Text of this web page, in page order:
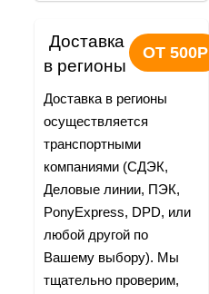
Доставка
в регионы
ОТ 500Р
Доставка в регионы
осуществляется
транспортными
компаниями (СДЭК,
Деловые линии, ПЭК,
PonyExpress, DPD, или
любой другой по
Вашему выбору). Мы
тщательно проверим,